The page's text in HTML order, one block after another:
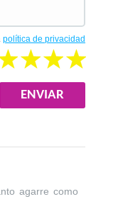
política de privacidad
agarre como